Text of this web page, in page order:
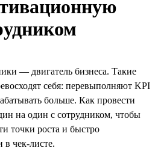
— двигатель бизнеса. Такие
себя: перевыполняют KPI
больше. Как провести
на один с сотрудником, чтобы
точки роста и быстро
в чек-листе.